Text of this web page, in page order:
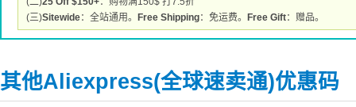
(三)Sitewide：全站通用。 Free Shipping：免运费。 Free Gift：赠品。
其他Aliexpress(全球速卖通)优惠码